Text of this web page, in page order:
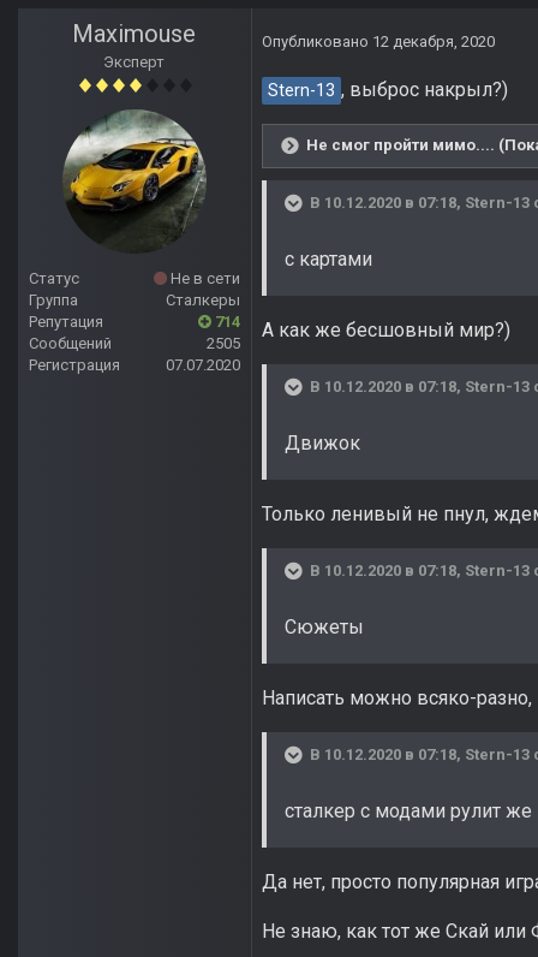
Maximouse
Эксперт
Статус
Не в сети
Группа
Сталкеры
Репутация
714
Сообщений
2505
Регистрация
07.07.2020
Опубликовано 12 декабря, 2020
Stern-13 , выброс накрыл?)
Не смог пройти мимо....
В 10.12.2020 в 07:18, Stern-13
с картами
А как же бесшовный мир?)
В 10.12.2020 в 07:18, Stern-13
Движок
Только ленивый не пнул,
В 10.12.2020 в 07:18, Stern-13
Сюжеты
Написать можно всяко-
В 10.12.2020 в 07:18, Stern-13
сталкер с модами рулит же
Да нет, просто популярная
Не знаю, как тот же Скай